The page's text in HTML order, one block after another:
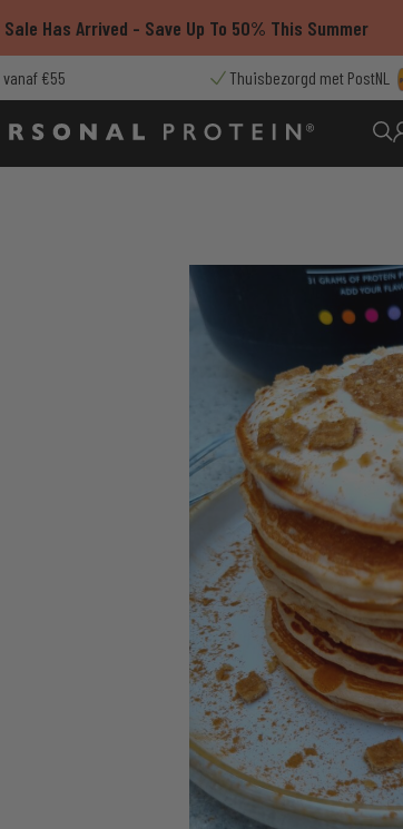
Sale Has Arrived - Save Up To 50% This Summer
€55 Thuisbezorgd met PostNL